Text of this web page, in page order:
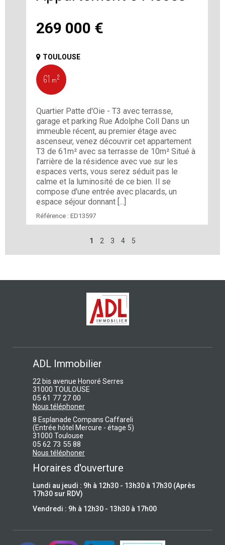
269 000 €
TOULOUSE
61 m²
Quartier Patte d'Oie - T3 avec terrasse,
garage et parking Rue Adolphe Coll Dans un
immeuble récent, au premier étage avec
ascenseur, venez découvrir cet appartement
T3 de 61m² avec sa terrasse de 10m² Situé à
l'arrière de la résidence avec vue sur les
espaces verts, vous serez séduit pas le
calme et la luminosité de ce bien. Il se
compose d'une entrée avec placards, un
espace séjour donnant [...]
Référence : ED13597
1 2 3 4 5
ADL Immobilier
22 bis avenue Honoré Serres
31000 TOULOUSE
05 61 77 27 00
Nous téléphoner
8 Esplanade Compans Caffareli
(Entrée hôtel Mercure - étage 5)
31000 Toulouse
05 62 73 55 88
Nous téléphoner
Horaires d'ouverture
Lundi au jeudi : 9h à 12h30 - 13h30 à 17h30 (Après
17h30 sur RDV)
Vendredi : 9h à 12h30 - 13h30 à 17h00